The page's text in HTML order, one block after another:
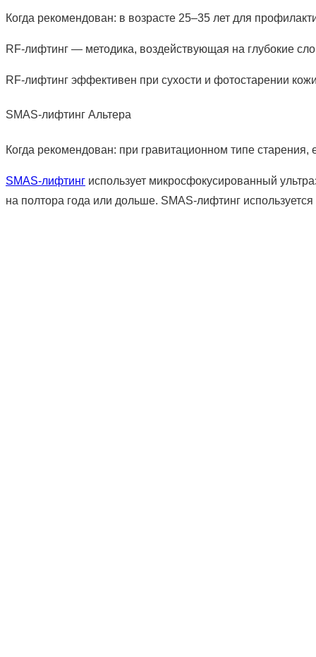
Когда рекомендован: в возрасте 25–35 лет для
RF-лифтинг — методика, воздействующая на глубокие
RF-лифтинг эффективен при сухости и фотостарении
SMAS-лифтинг Альтера
Когда рекомендован: при гравитационном типе
SMAS-лифтинг использует микросфокусированный
на полтора года или дольше. SMAS-лифтинг